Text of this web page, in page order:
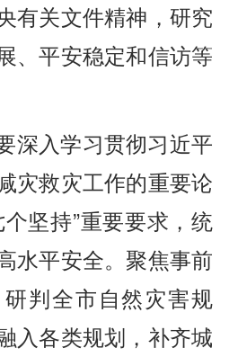
有关文件精神，研究
、平安稳定和信访等
深入学习贯彻习近平
灾救灾工作的重要论
坚持”重要要求，统
水平安全。聚焦事前
判全市自然灾害规
入各类规划，补齐城